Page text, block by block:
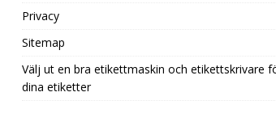
Privacy
Sitemap
Välj ut en bra etikettmaskin och etikettskrivare
dina etiketter